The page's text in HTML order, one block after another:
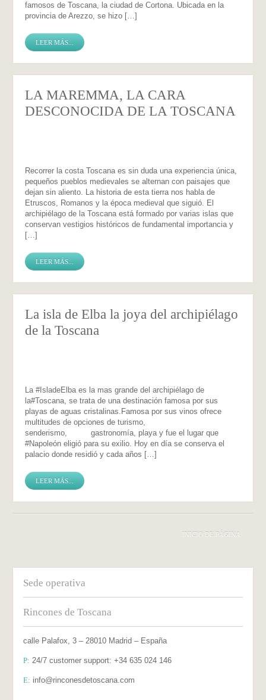
famosos de Toscana, la ciudad de Cortona. Ubicada en la
provincia de Arezzo, se hizo […]
LEER MÁS...
LA MAREMMA, LA CARA
DESCONOCIDA DE LA TOSCANA
Recorrer la costa Toscana es sin duda una experiencia única,
pequeños pueblos medievales se alternan con paisajes que
dejan sin aliento. La historia de esta tierra nos habla de
Etruscos, Romanos y la época medieval que siguió. El
archipiélago de la Toscana está formado por varias islas que
conservan vestigios históricos de fundamental importancia y
[…]
LEER MÁS...
La isla de Elba la joya del archipiélago
de la Toscana
La ‪#‎IsladeElba‬ es la mas grande del archipiélago de
la#Toscana, se trata de una destinación famosa por sus
playas de aguas cristalinas.Famosa por sus vinos ofrece
multitudes de opciones de turismo,
senderismo, gastronomía, playa y fue el lugar que
‪#‎Napoleón‬ eligió para su exilio. Hoy en día se conserva el
palacio donde residió y cada años […]
LEER MÁS...
INICIO DE PÁGINA
Sede operativa
Rincones de Toscana
calle Palafox, 3 – 28010 Madrid – España
P: 24/7 customer support: +34 635 024 146
E: info@rinconesdetoscana.com